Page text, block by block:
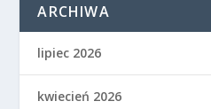
ARCHIWA
lipiec 2026
kwiecień 2026